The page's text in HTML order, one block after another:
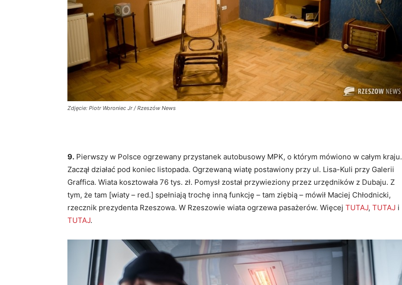
Zdjęcie: Piotr Woroniec Jr / Rzeszów News
9. Pierwszy w Polsce ogrzewany przystanek autobusowy MPK, o którym mówiono w całym kraju.
Zaczął działać pod koniec listopada. Ogrzewaną wiatę postawiony przy ul. Lisa-Kuli przy Galerii
Graffica. Wiata kosztowała 76 tys. zł. Pomysł został przywieziony przez urzędników z Dubaju. Z
tym, że tam [wiaty – red.] spełniają trochę inną funkcję – tam ziębią – mówił Maciej Chłodnicki,
rzecznik prezydenta Rzeszowa. W Rzeszowie wiata ogrzewa pasażerów. Więcej TUTAJ, TUTAJ i
TUTAJ.